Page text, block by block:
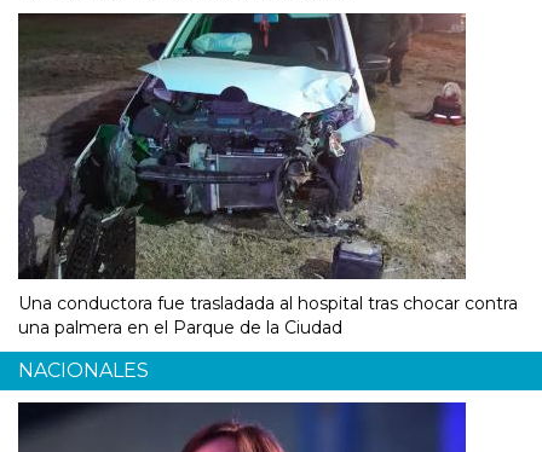
Una conductora fue trasladada al hospital tras chocar contra
una palmera en el Parque de la Ciudad
NACIONALES